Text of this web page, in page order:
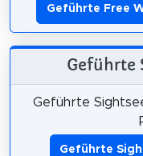
Geführte Free
Geführte
Geführte
Geführte